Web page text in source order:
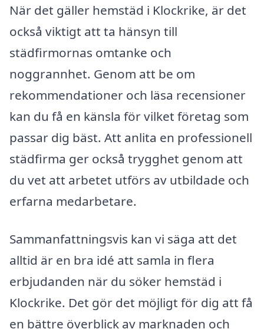
När det gäller hemstäd i Klockrike, är det
också viktigt att ta hänsyn till
städfirmornas omtanke och
noggrannhet. Genom att be om
rekommendationer och läsa recensioner
kan du få en känsla för vilket företag som
passar dig bäst. Att anlita en professionell
städfirma ger också trygghet genom att
du vet att arbetet utförs av utbildade och
erfarna medarbetare.
Sammanfattningsvis kan vi säga att det
alltid är en bra idé att samla in flera
erbjudanden när du söker hemstäd i
Klockrike. Det gör det möjligt för dig att få
en bättre överblick av marknaden och